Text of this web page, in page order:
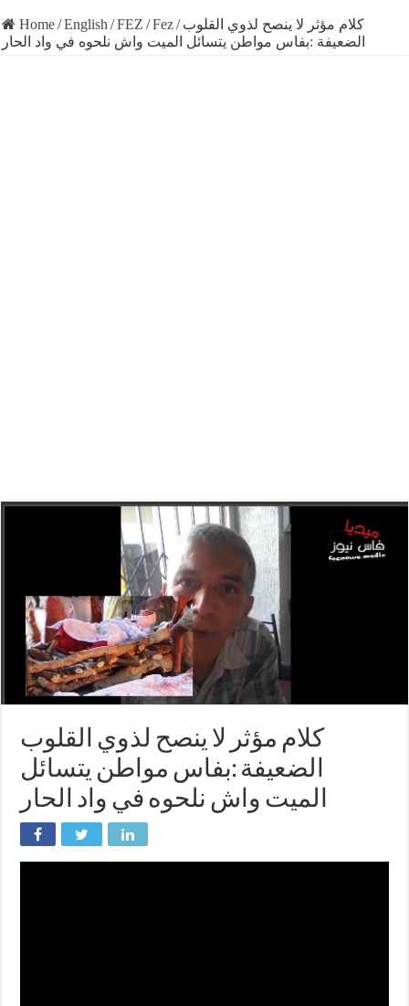
Home/English /FEZ /Fez/ كلام مؤثر لا ينصح لذوي القلوب
الضعيفة :بفاس مواطن يتسائل الميت واش نلحوه في واد الحار
كلام مؤثر لا ينصح لذوي القلوب
الضعيفة :بفاس مواطن يتسائل
الميت واش نلحوه في واد الحار